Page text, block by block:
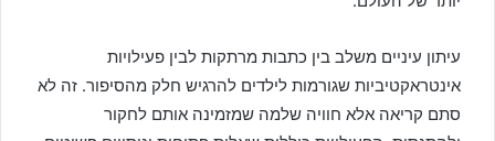
עיתון עיניים משלב בין כתבות מרתקות לבין פעילויות
אינטראקטיביות שגורמות לילדים להרגיש חלק מהסיפור. זה לא
סתם קריאה אלא חוויה שלמה שמזמינה אותם לחקור